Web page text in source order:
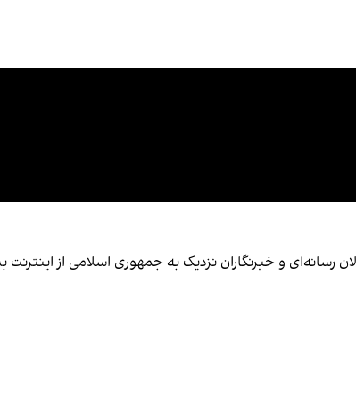
و خبرنگاران نزدیک به جمهوری اسلامی از اینترنت